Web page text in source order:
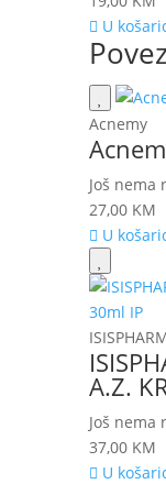
U
Acnemy
Još nema
27,00 KM
U
A.Z.
Još nema
37,00 KM
U